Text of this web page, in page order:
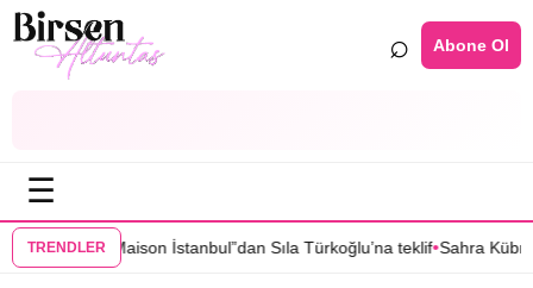
⌕ Abone Ol
☰
TRENDLER
“Grand Maison İstanbul”dan Sıla Türkoğlu’na teklif•Sahra Kübra